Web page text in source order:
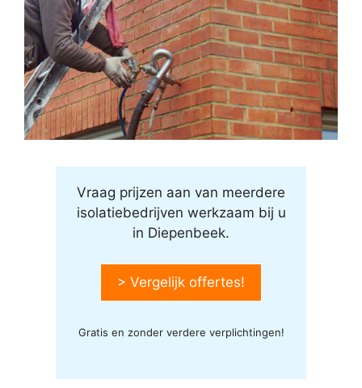
Vraag prijzen aan van meerdere
isolatiebedrijven werkzaam bij u
in Diepenbeek.
> Vergelijk offertes!
Gratis en zonder verdere verplichtingen!